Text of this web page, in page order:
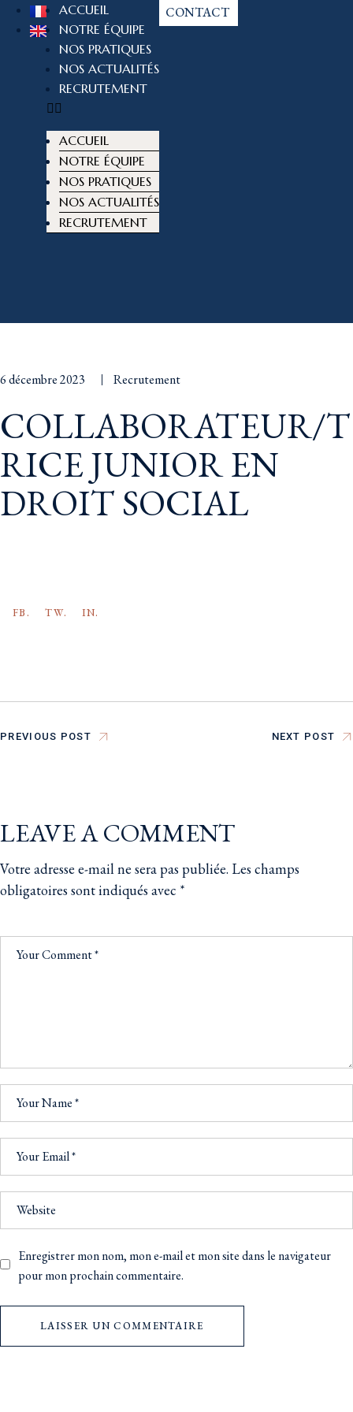
ACCUEIL
NOTRE ÉQUIPE
NOS PRATIQUES
NOS ACTUALITÉS
RECRUTEMENT
ACCUEIL
NOTRE ÉQUIPE
NOS PRATIQUES
NOS ACTUALITÉS
RECRUTEMENT
CONTACT
6 décembre 2023 Recrutement
COLLABORATEUR/T
RICE JUNIOR EN
DROIT SOCIAL
FB. TW. IN.
PREVIOUS POST NEXT POST
LEAVE A COMMENT
Votre adresse e-mail ne sera pas publiée. Les champs
obligatoires sont indiqués avec *
Enregistrer mon nom, mon e-mail et mon site dans le navigateur
pour mon prochain commentaire.
LAISSER UN COMMENTAIRE